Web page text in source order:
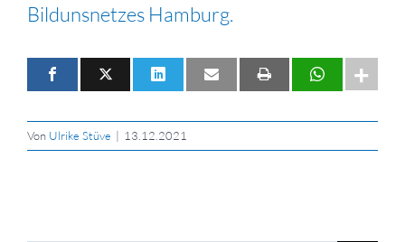
Bildunsnetzes Hamburg.
Von Ulrike Stüve | 13.12.2021